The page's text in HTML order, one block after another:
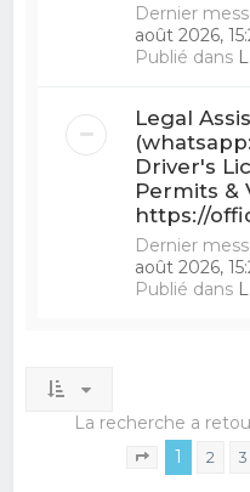
Dernier
août 2026,
Publié dans
Legal
Driver's
Permits &
https://
Dernier
août 2026,
Publié dans
La recherche a
Page sur 40
1 2 3